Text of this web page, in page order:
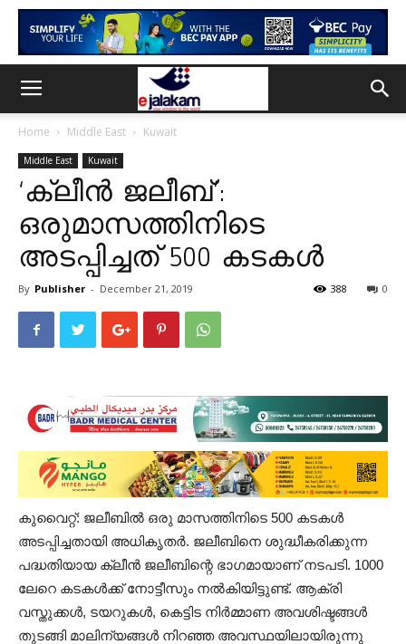
Home Middle East Kuwait
Middle East Kuwait
‘ക്ലീന്‍ ജലീബ്’:
ഒരുമാസത്തിനിടെ
അടപ്പിച്ചത് 500 കടകൾ
By Publisher - December 21, 2019 0
388
കുവൈറ്റ്: ജലീബിൽ ഒരു മാസത്തിനിടെ 500 കടകൾ‌
അടപ്പിച്ചതായി അധികൃതർ. ജലീബിനെ ശുദ്ധീകരിക്കുന്ന
പദ്ധതിയായ ക്ലീൻ ജലീബിന്റെ ഭാഗമായാണ് നടപടി. 1000
ലേറെ കടകൾക്ക് നോട്ടീസും നല്‍കിയിട്ടുണ്ട്. ആക്രി
വസ്തുക്കള്‍, ടയറുകൾ, കെട്ടിട നിർമ്മാണ അവശിഷ്ടങ്ങൾ
തുടങ്ങി മാലിന്യങ്ങൾ നിറഞ്ഞ അവസ്ഥയിലായിരുന്നു